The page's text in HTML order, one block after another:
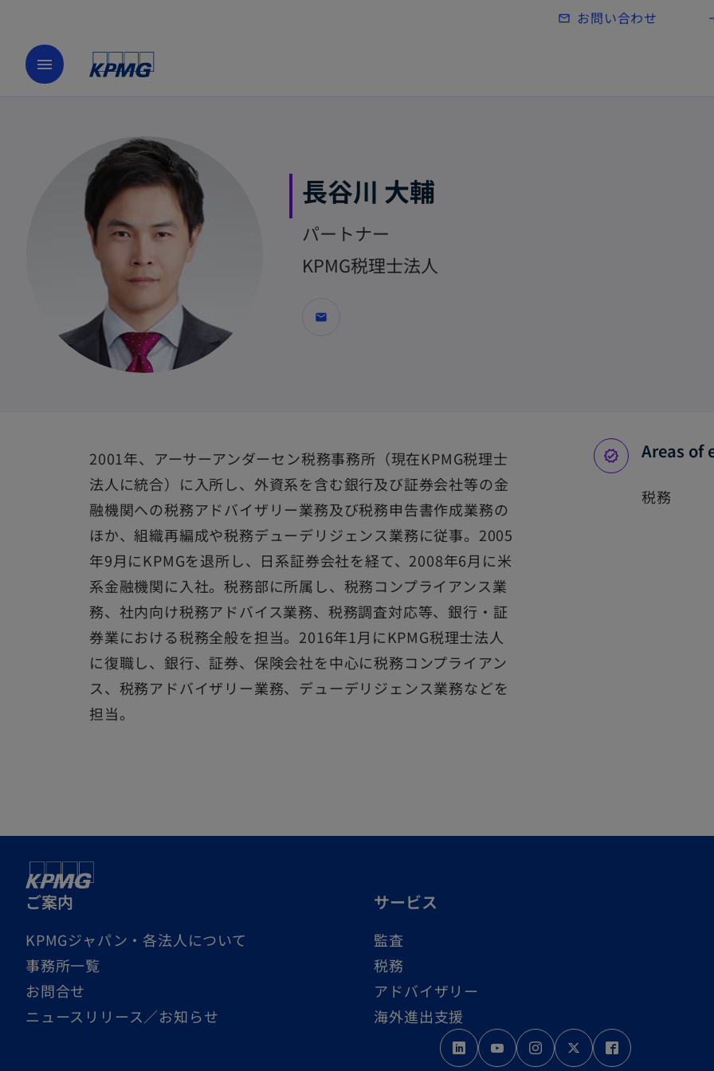
Skip to main content
mail_outline お問い合わせ
menu
長谷川 大輔
パートナー
KPMG税理士法人
mail
2001年、アーサーアンダーセン税務事務所（現在KPMG税理士
法人に統合）に入所し、外資系を含む銀行及び証券会社等の金
融機関への税務アドバイザリー業務及び税務申告書作成業務の
ほか、組織再編成や税務デューデリジェンス業務に従事。2005
年9月にKPMGを退所し、日系証券会社を経て、2008年6月に米
系金融機関に入社。税務部に所属し、税務コンプライアンス業
務、社内向け税務アドバイス業務、税務調査対応等、銀行・証
券業における税務全般を担当。2016年1月にKPMG税理士法人
に復職し、銀行、証券、保険会社を中心に税務コンプライアン
ス、税務アドバイザリー業務、デューデリジェンス業務などを
担当。
Areas of
税務
ご案内
KPMGジャパン・各法人について
事務所一覧
お問合せ
ニュースリリース／お知らせ
サービス
監査
税務
アドバイザリー
海外進出支援
新
し
新
し
新
し
新
し
新